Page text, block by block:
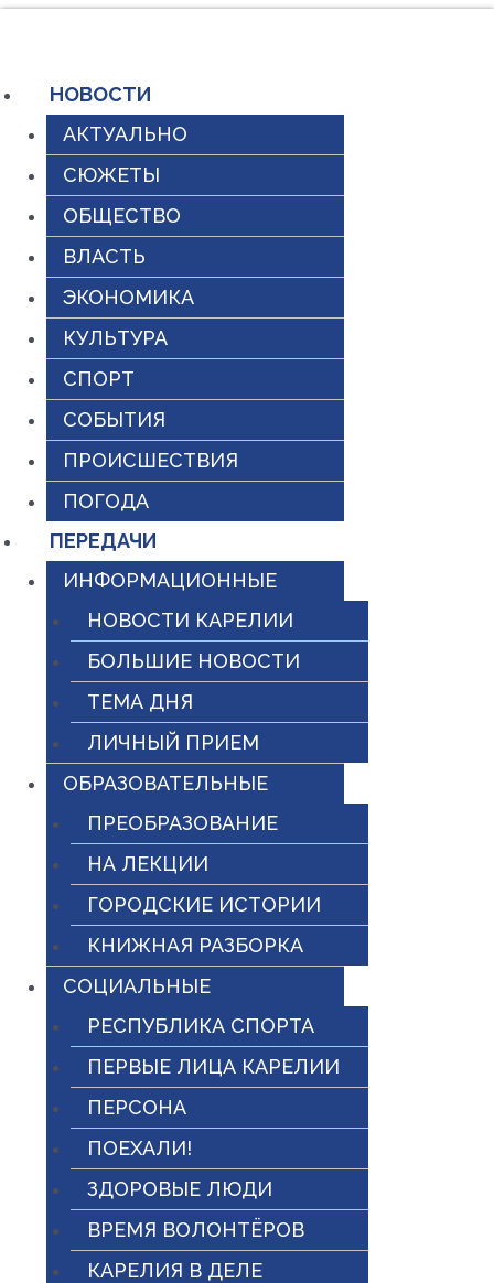
содержимому
НОВОСТИ
АКТУАЛЬНО
СЮЖЕТЫ
ОБЩЕСТВО
ВЛАСТЬ
ЭКОНОМИКА
КУЛЬТУРА
СПОРТ
СОБЫТИЯ
ПРОИСШЕСТВИЯ
ПОГОДА
ПЕРЕДАЧИ
ИНФОРМАЦИОННЫЕ
НОВОСТИ КАРЕЛИИ
БОЛЬШИЕ НОВОСТИ
ТЕМА ДНЯ
ЛИЧНЫЙ ПРИЕМ
ОБРАЗОВАТЕЛЬНЫЕ
ПРЕОБРАЗОВАНИЕ
НА ЛЕКЦИИ
ГОРОДСКИЕ ИСТОРИИ
КНИЖНАЯ РАЗБОРКА
СОЦИАЛЬНЫЕ
РЕСПУБЛИКА СПОРТА
ПЕРВЫЕ ЛИЦА КАРЕЛИИ
ПЕРСОНА
ПОЕХАЛИ!
ЗДОРОВЫЕ ЛЮДИ
ВРЕМЯ ВОЛОНТЁРОВ
КАРЕЛИЯ В ДЕЛЕ